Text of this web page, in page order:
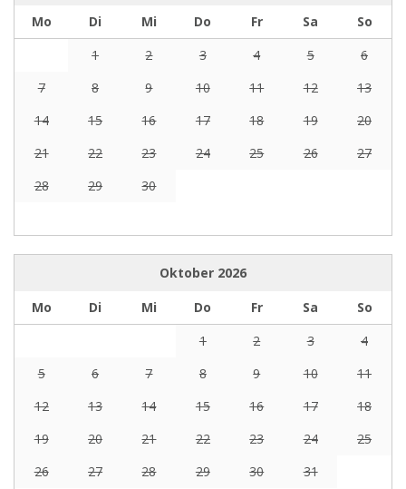
Mo
Di Mi Do Fr Sa
So
1
2 3 4 5
6
7
8 9 10 11 12
13
14
15 16 17 18 19
20
21
22 23 24 25 26
27
28
29 30
Oktober 2026
Mo
Di Mi Do Fr Sa
So
1
2 3
4
5
6 7 8 9 10
11
12
13 14 15 16 17
18
19
20 21 22 23 24
25
26
27 28 29 30 31